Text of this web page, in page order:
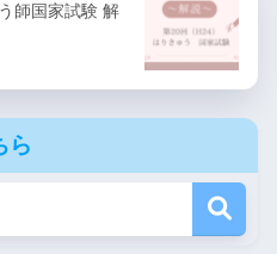
師国家試験 解
ら